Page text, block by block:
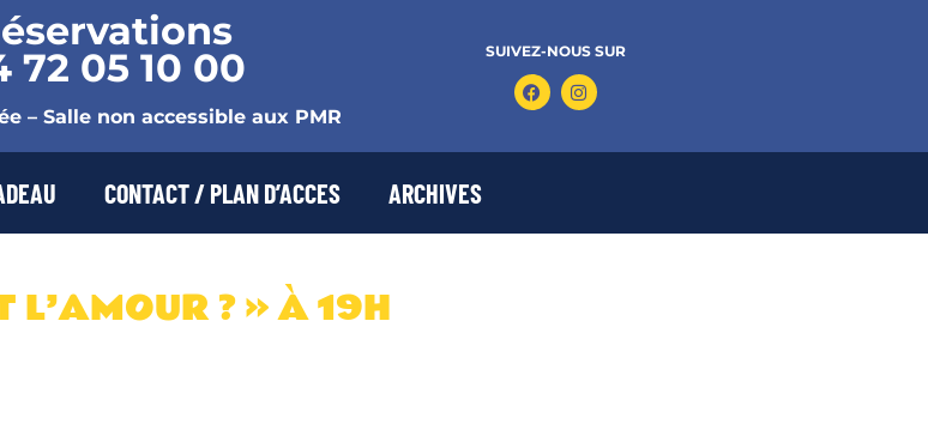
72 05 10 00
– Salle non accessible aux PMR
SUIVEZ-NOUS SUR
CONTACT / PLAN D’ACCES ARCHIVES
L’AMOUR ? » À 19H